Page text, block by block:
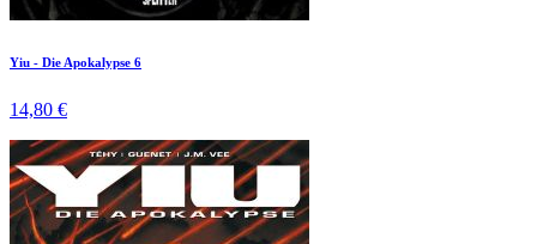
Yiu - Die Apokalypse 6
14,80 €